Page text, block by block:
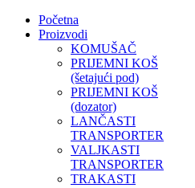
Početna
Proizvodi
KOMUŠAČ
PRIJEMNI KOŠ
(šetajući pod)
PRIJEMNI KOŠ
(dozator)
LANČASTI
TRANSPORTER
VALJKASTI
TRANSPORTER
TRAKASTI